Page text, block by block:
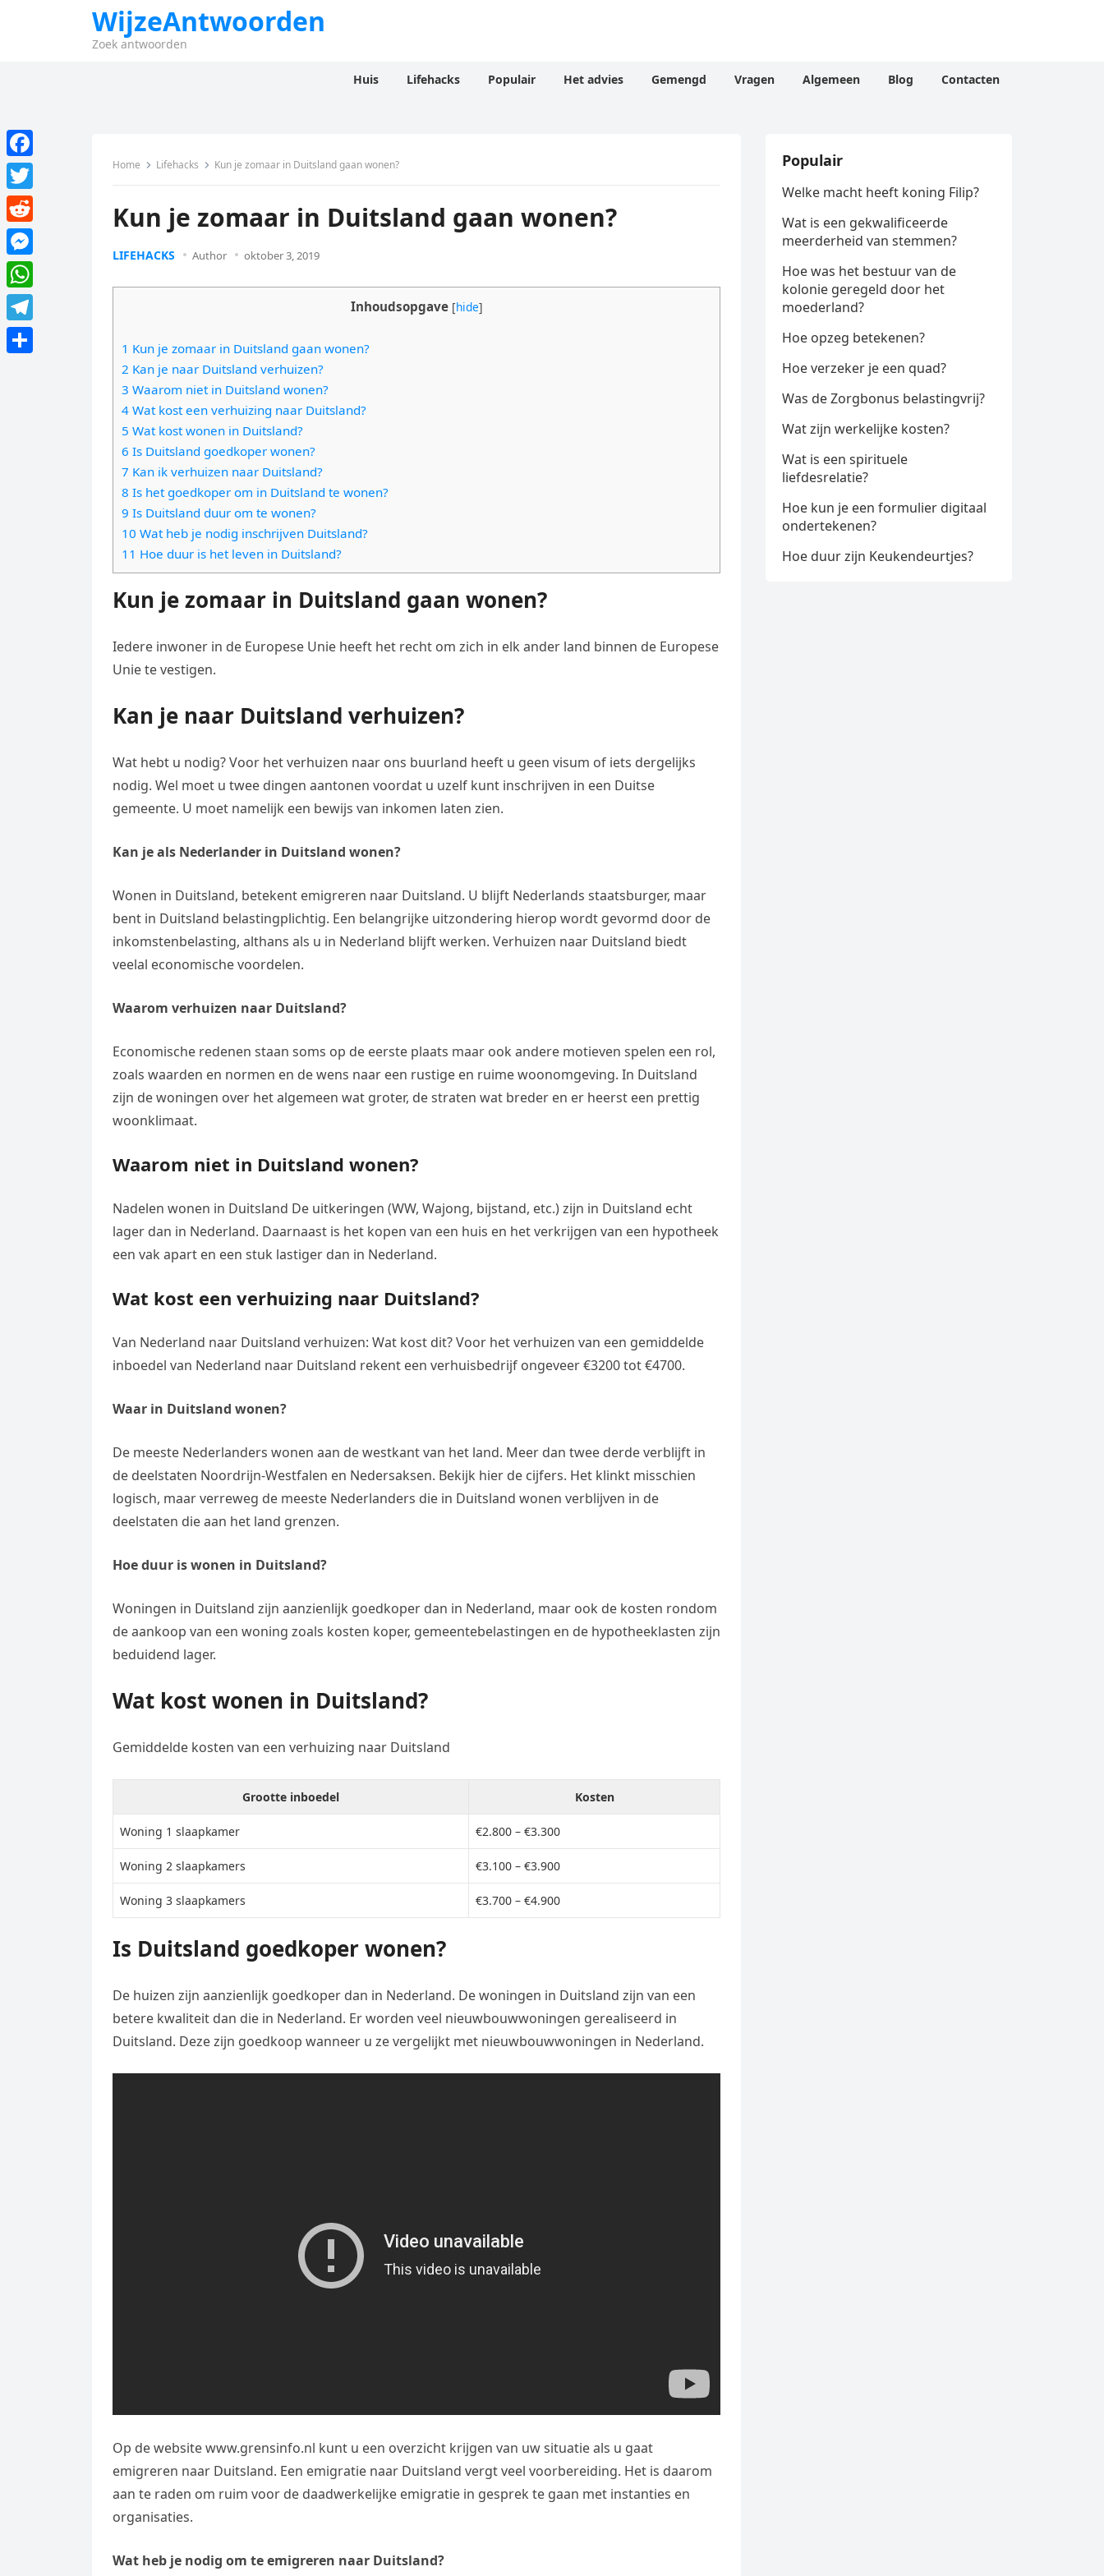
WijzeAntwoorden
Zoek antwoorden
Huis Lifehacks Populair Het advies Gemengd Vragen Algemeen Blog Contacten
Home Lifehacks Kun je zomaar in Duitsland gaan wonen?
Kun je zomaar in Duitsland gaan wonen?
LIFEHACKS Author oktober 3, 2019
Inhoudsopgave [hide]
1 Kun je zomaar in Duitsland gaan wonen?
2 Kan je naar Duitsland verhuizen?
3 Waarom niet in Duitsland wonen?
4 Wat kost een verhuizing naar Duitsland?
5 Wat kost wonen in Duitsland?
6 Is Duitsland goedkoper wonen?
7 Kan ik verhuizen naar Duitsland?
8 Is het goedkoper om in Duitsland te wonen?
9 Is Duitsland duur om te wonen?
10 Wat heb je nodig inschrijven Duitsland?
11 Hoe duur is het leven in Duitsland?
Kun je zomaar in Duitsland gaan wonen?
Iedere inwoner in de Europese Unie heeft het recht om zich in elk ander land binnen de Europese
Unie te vestigen.
Kan je naar Duitsland verhuizen?
Wat hebt u nodig? Voor het verhuizen naar ons buurland heeft u geen visum of iets dergelijks
nodig. Wel moet u twee dingen aantonen voordat u uzelf kunt inschrijven in een Duitse
gemeente. U moet namelijk een bewijs van inkomen laten zien.
Kan je als Nederlander in Duitsland wonen?
Wonen in Duitsland, betekent emigreren naar Duitsland. U blijft Nederlands staatsburger, maar
bent in Duitsland belastingplichtig. Een belangrijke uitzondering hierop wordt gevormd door de
inkomstenbelasting, althans als u in Nederland blijft werken. Verhuizen naar Duitsland biedt
veelal economische voordelen.
Waarom verhuizen naar Duitsland?
Economische redenen staan soms op de eerste plaats maar ook andere motieven spelen een rol,
zoals waarden en normen en de wens naar een rustige en ruime woonomgeving. In Duitsland
zijn de woningen over het algemeen wat groter, de straten wat breder en er heerst een prettig
woonklimaat.
Waarom niet in Duitsland wonen?
Nadelen wonen in Duitsland De uitkeringen (WW, Wajong, bijstand, etc.) zijn in Duitsland echt
lager dan in Nederland. Daarnaast is het kopen van een huis en het verkrijgen van een hypotheek
een vak apart en een stuk lastiger dan in Nederland.
Wat kost een verhuizing naar Duitsland?
Van Nederland naar Duitsland verhuizen: Wat kost dit? Voor het verhuizen van een gemiddelde
inboedel van Nederland naar Duitsland rekent een verhuisbedrijf ongeveer €3200 tot €4700.
Waar in Duitsland wonen?
De meeste Nederlanders wonen aan de westkant van het land. Meer dan twee derde verblijft in
de deelstaten Noordrijn-Westfalen en Nedersaksen. Bekijk hier de cijfers. Het klinkt misschien
logisch, maar verreweg de meeste Nederlanders die in Duitsland wonen verblijven in de
deelstaten die aan het land grenzen.
Hoe duur is wonen in Duitsland?
Woningen in Duitsland zijn aanzienlijk goedkoper dan in Nederland, maar ook de kosten rondom
de aankoop van een woning zoals kosten koper, gemeentebelastingen en de hypotheeklasten zijn
beduidend lager.
Wat kost wonen in Duitsland?
Gemiddelde kosten van een verhuizing naar Duitsland
Grootte inboedel Kosten
Woning 1 slaapkamer €2.800 – €3.300
Woning 2 slaapkamers €3.100 – €3.900
Woning 3 slaapkamers €3.700 – €4.900
Is Duitsland goedkoper wonen?
De huizen zijn aanzienlijk goedkoper dan in Nederland. De woningen in Duitsland zijn van een
betere kwaliteit dan die in Nederland. Er worden veel nieuwbouwwoningen gerealiseerd in
Duitsland. Deze zijn goedkoop wanneer u ze vergelijkt met nieuwbouwwoningen in Nederland.
Op de website www.grensinfo.nl kunt u een overzicht krijgen van uw situatie als u gaat
emigreren naar Duitsland. Een emigratie naar Duitsland vergt veel voorbereiding. Het is daarom
aan te raden om ruim voor de daadwerkelijke emigratie in gesprek te gaan met instanties en
organisaties.
Wat heb je nodig om te emigreren naar Duitsland?
Populair
Welke macht heeft koning Filip?
Wat is een gekwalificeerde
meerderheid van stemmen?
Hoe was het bestuur van de
kolonie geregeld door het
moederland?
Hoe opzeg betekenen?
Hoe verzeker je een quad?
Was de Zorgbonus belastingvrij?
Wat zijn werkelijke kosten?
Wat is een spirituele
liefdesrelatie?
Hoe kun je een formulier digitaal
ondertekenen?
Hoe duur zijn Keukendeurtjes?
F
a
c
e
b
o
o
k
T
w
i
t
t
e
R
e
d
d
M
e
s
s
W
h
a
T